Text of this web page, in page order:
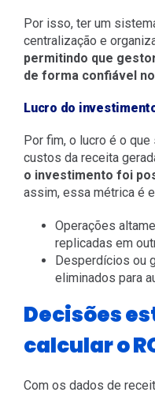
Por isso, ter um
centralização e
permitindo que
de forma confiável
Lucro do
Por fim, o lucro é o
custos da receita
o investimento foi
assim, essa métrica é
Operações
replicadas em
Desperdícios ou
eliminados para
Decisões
calcular o
Com os dados de